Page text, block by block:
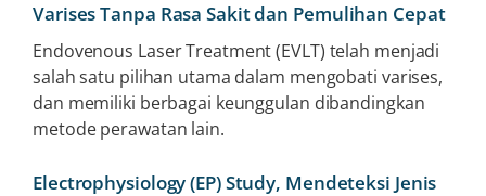
Varises Tanpa Rasa Sakit dan Pemulihan Cepat
Endovenous Laser Treatment (EVLT) telah menjadi
salah satu pilihan utama dalam mengobati varises,
dan memiliki berbagai keunggulan dibandingkan
metode perawatan lain.
Electrophysiology (EP) Study, Mendeteksi Jenis